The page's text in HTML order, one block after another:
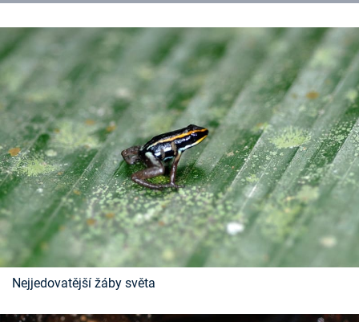
Nejjedovatější žáby světa